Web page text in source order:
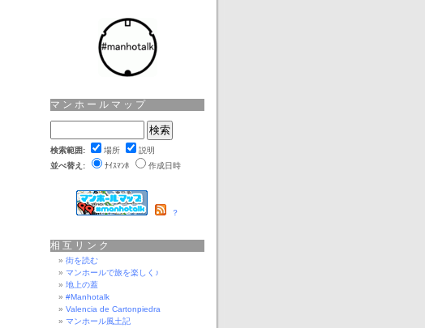
マンホールマップ
検索範囲: 場所
説明
並べ替え:
ﾅｲｽﾏﾝﾎ 作成日時
？
相互リンク
街を読む
マンホールで旅を楽しく♪
地上の蓋
#Manhotalk
Valencia de Cartonpiedra
マンホール風土記